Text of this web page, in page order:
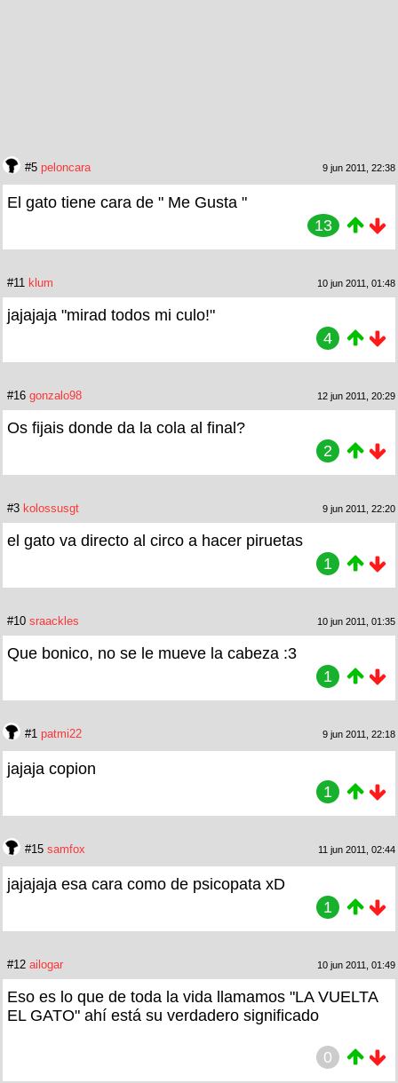
#5 peloncara 9 jun 2011, 22:38
El gato tiene cara de " Me Gusta "
13
#11 klum 10 jun 2011, 01:48
jajajaja "mirad todos mi culo!"
4
#16 gonzalo98 12 jun 2011, 20:29
Os fijais donde da la cola al final?
2
#3 kolossusgt 9 jun 2011, 22:20
el gato va directo al circo a hacer piruetas
1
#10 sraackles 10 jun 2011, 01:35
Que bonico, no se le mueve la cabeza :3
1
#1 patmi22 9 jun 2011, 22:18
jajaja copion
1
#15 samfox 11 jun 2011, 02:44
jajajaja esa cara como de psicopata xD
1
#12 ailogar 10 jun 2011, 01:49
Eso es lo que de toda la vida llamamos "LA VUELTA
EL GATO" ahí está su verdadero significado
0